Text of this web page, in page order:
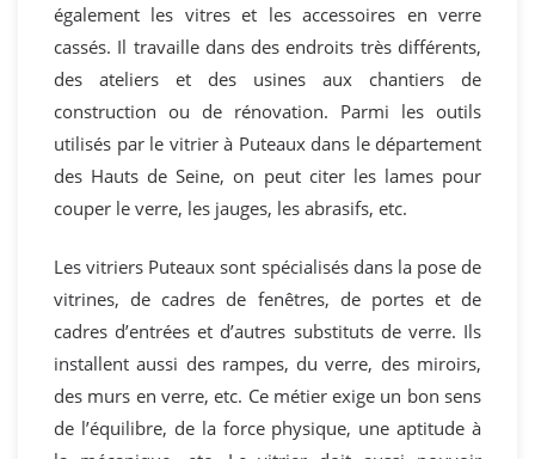
également les vitres et les accessoires en verre
cassés. Il travaille dans des endroits très différents,
des ateliers et des usines aux chantiers de
construction ou de rénovation. Parmi les outils
utilisés par le vitrier à Puteaux dans le département
des Hauts de Seine, on peut citer les lames pour
couper le verre, les jauges, les abrasifs, etc.
Les vitriers Puteaux sont spécialisés dans la pose de
vitrines, de cadres de fenêtres, de portes et de
cadres d’entrées et d’autres substituts de verre. Ils
installent aussi des rampes, du verre, des miroirs,
des murs en verre, etc. Ce métier exige un bon sens
de l’équilibre, de la force physique, une aptitude à